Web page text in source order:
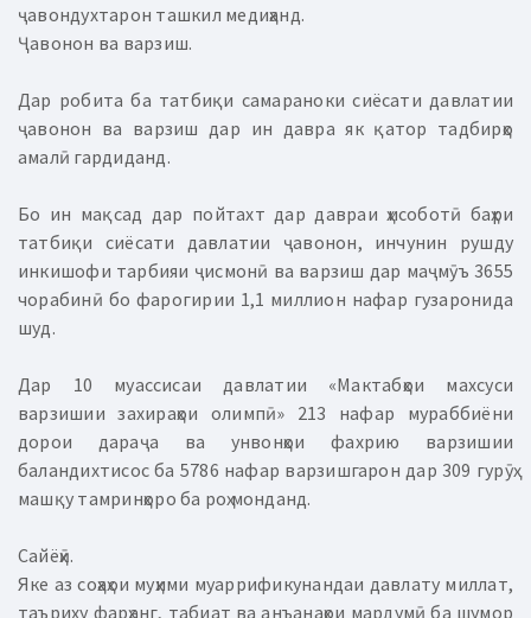
ҷавондухтарон ташкил медиҳанд.
Ҷавонон ва варзиш.
Дар робита ба татбиқи самараноки сиёсати давлатии
ҷавонон ва варзиш дар ин давра як қатор тадбирҳо
амалӣ гардиданд.
Бо ин мақсад дар пойтахт дар давраи ҳисоботӣ баҳри
татбиқи сиёсати давлатии ҷавонон, инчунин рушду
инкишофи тарбияи ҷисмонӣ ва варзиш дар маҷмӯъ 3655
чорабинӣ бо фарогирии 1,1 миллион нафар гузаронида
шуд.
Дар 10 муассисаи давлатии «Мактабҳои махсуси
варзишии захираҳои олимпӣ» 213 нафар мураббиёни
дорои дараҷа ва унвонҳои фахрию варзишии
баландихтисос ба 5786 нафар варзишгарон дар 309 гурӯҳ
машқу тамринҳоро ба роҳ монданд.
Сайёҳӣ.
Яке аз соҳаҳои муҳими муаррификунандаи давлату миллат,
таъриху фарҳанг, табиат ва анъанаҳои мардумӣ ба шумор